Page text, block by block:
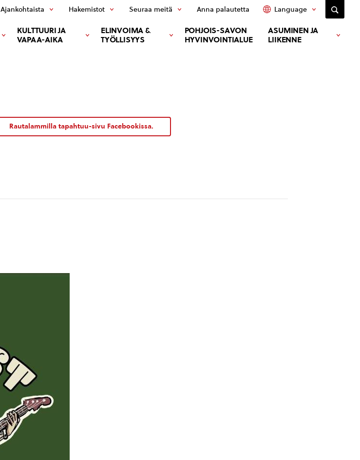
KULTTUURI JA
VAPAA-AIKA
ELINVOIMA &
TYÖLLISYYS
POHJOIS-SAVON
HYVINVOINTIALUE
ASUMINEN JA
LIIKENNE
Ajankohtaista Hakemistot Seuraa meitä Anna palautetta Language
Rautalammilla tapahtuu-sivu Facebookissa.